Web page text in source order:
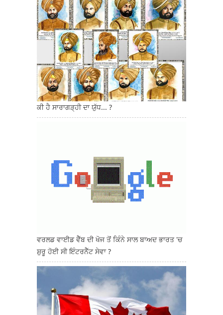
ਕੀ ਹੈ ਸਾਰਾਗੜ੍ਹੀ ਦਾ ਯੁੱਧ... ?
ਵਰਲਡ ਵਾਈਡ ਵੈੱਬ ਦੀ ਖੋਜ ਤੋਂ ਕਿੰਨੇ ਸਾਲ ਬਾਅਦ ਭਾਰਤ 'ਚ
ਸ਼ੁਰੂ ਹੋਈ ਸੀ ਇੰਟਰਨੈੱਟ ਸੇਵਾ ?